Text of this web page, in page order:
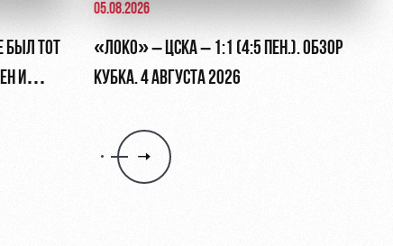
БЫЛ ТОТ
И
05.08.2026
«ЛОКО» – ЦСКА – 1:1 (4:5 ПЕН.). ОБЗОР
КУБКА. 4 АВГУСТА 2026